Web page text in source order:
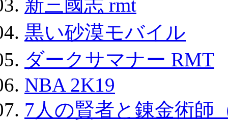
新三國志 rmt
黒い砂漠モバイル
ダークサマナー RMT
NBA 2K19
7人の賢者と錬金術師